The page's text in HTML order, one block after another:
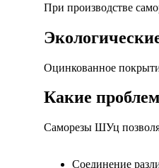
При производстве
Оцинкованное
Какие
Саморезы ШУц
Соединение